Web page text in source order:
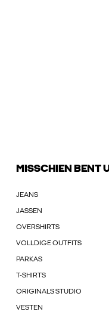
MISSCHIEN BENT
JEANS
JASSEN
OVERSHIRTS
VOLLDIGE OUTFITS
PARKAS
T-SHIRTS
ORIGINALS STUDIO
VESTEN